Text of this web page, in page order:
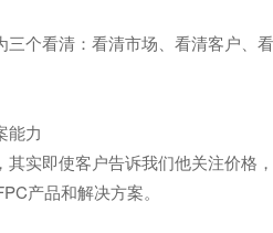
个看清：看清市场、看清客户
能力
实即使客户告诉我们他关注价
产品和解决方案。